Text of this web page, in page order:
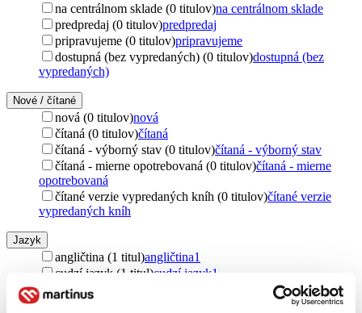
na centrálnom sklade (0 titulov)na centrálnom sklade
predpredaj (0 titulov)predpredaj
pripravujeme (0 titulov)pripravujeme
dostupná (bez vypredaných) (0 titulov)dostupná (bez
vypredaných)
Nové / čítané
nová (0 titulov)nová
čítaná (0 titulov)čítaná
čítaná - výborný stav (0 titulov)čítaná - výborný stav
čítaná - mierne opotrebovaná (0 titulov)čítaná - mierne
opotrebovaná
čítané verzie vypredaných kníh (0 titulov)čítané verzie
vypredaných kníh
Jazyk
angličtina (1 titul)angličtina1
cudzí jazyk (1 titul)cudzí jazyk1
Pre koho